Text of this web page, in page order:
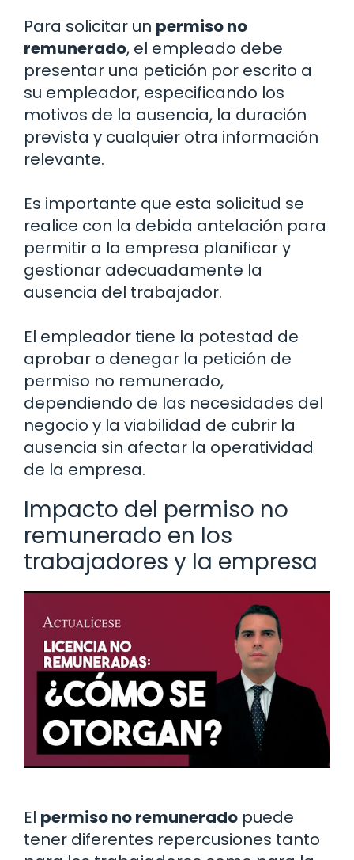
Para solicitar un permiso no
remunerado, el empleado debe
presentar una petición por escrito a
su empleador, especificando los
motivos de la ausencia, la duración
prevista y cualquier otra información
relevante.
Es importante que esta solicitud se
realice con la debida antelación para
permitir a la empresa planificar y
gestionar adecuadamente la
ausencia del trabajador.
El empleador tiene la potestad de
aprobar o denegar la petición de
permiso no remunerado,
dependiendo de las necesidades del
negocio y la viabilidad de cubrir la
ausencia sin afectar la operatividad
de la empresa.
Impacto del permiso no
remunerado en los
trabajadores y la empresa
El permiso no remunerado puede
tener diferentes repercusiones tanto